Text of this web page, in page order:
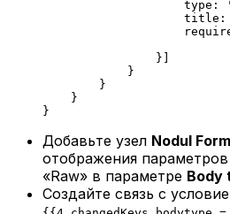
                    type:
                    title:
                }]
            }
        }
    }
}
Добавьте узел Nodul
отображения
«Raw» в параметре Body
Создайте связь с